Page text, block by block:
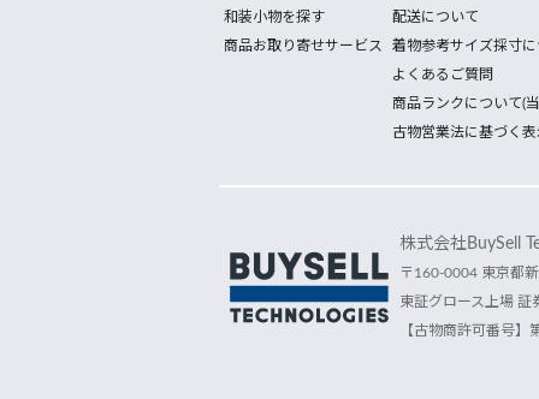
和装小物を探す
商品お取り寄せサービス
配送について
着物参考サイズ採寸に
よくあるご質問
商品ランクについて(
古物営業法に基づく表
株式会社BuySell
〒160-0004 東京都
東証グロース上場 証
【古物商許可番号